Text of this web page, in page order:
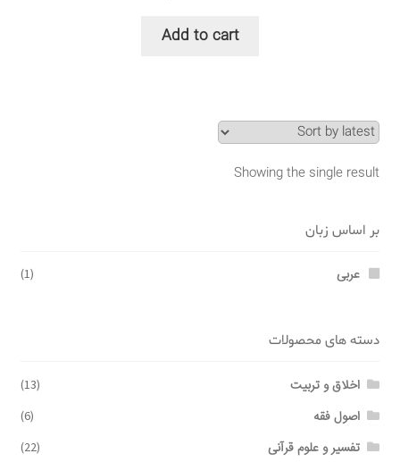
Add to cart
Showing the single result
بر اساس زبان
عربی (1)
دسته های محصولات
اخلاق و تربیت (13)
اصول فقه (6)
تفسیر و علوم قرآنی (22)